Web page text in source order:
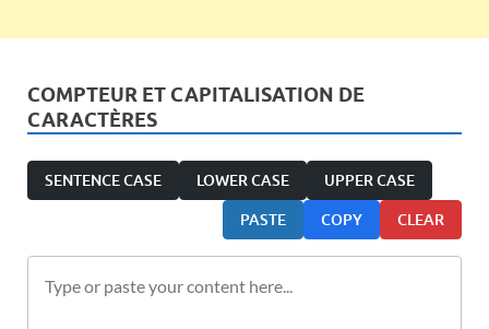
COMPTEUR ET CAPITALISATION DE
CARACTÈRES
SENTENCE CASE LOWER CASE UPPER CASE
PASTE COPY CLEAR